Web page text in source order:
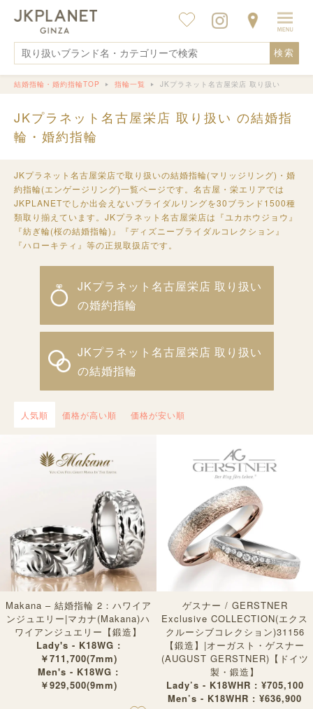
検索
結婚指輪・婚約指輪TOP 指輪一覧 JKプラネット名古屋栄店 取り扱い
JKプラネット名古屋栄店 取り扱い の結婚指
輪・婚約指輪
JKプラネット名古屋栄店で取り扱いの結婚指輪(マリッジリング)・婚
約指輪(エンゲージリング)一覧ページです。名古屋・栄エリアでは
JKPLANETでしか出会えないブライダルリングを30ブランド1500種
類取り揃えています。JKプラネット名古屋栄店は『ユカホウジョウ』
『紡ぎ輪(桜の結婚指輪)』『ディズニーブライダルコレクション』
『ハローキティ』等の正規取扱店です。
JKプラネット名古屋栄店 取り扱い
の婚約指輪
JKプラネット名古屋栄店 取り扱い
の結婚指輪
人気順 価格が高い順 価格が安い順
Makana – 結婚指輪 2：ハワイア
ンジュエリー|マカナ(Makana)ハ
ワイアンジュエリー【鍛造】
Lady's - K18WG :
￥711,700(7mm)
Men's - K18WG :
￥929,500(9mm)
ゲスナー / GERSTNER
Exclusive COLLECTION(エクス
クルーシブコレクション)31156
【鍛造】|オーガスト・ゲスナー
(AUGUST GERSTNER)【ドイツ
製・鍛造】
Lady’s - K18WHR : ¥705,100
Men’s - K18WHR : ¥636,900